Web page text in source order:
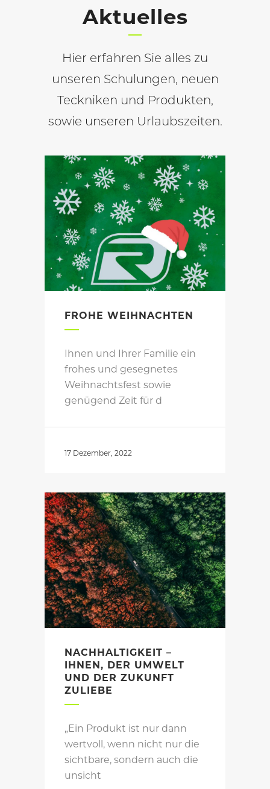
Aktuelles
Hier erfahren Sie alles zu
unseren Schulungen, neuen
Teckniken und Produkten,
sowie unseren Urlaubszeiten.
FROHE WEIHNACHTEN
Ihnen und Ihrer Familie ein
frohes und gesegnetes
Weihnachtsfest sowie
genügend Zeit für d
17 Dezember, 2022
NACHHALTIGKEIT –
IHNEN, DER UMWELT
UND DER ZUKUNFT
ZULIEBE
„Ein Produkt ist nur dann
wertvoll, wenn nicht nur die
sichtbare, sondern auch die
unsicht